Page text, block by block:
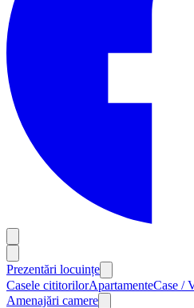
Prezentări locuințe
Casele cititorilorApartamenteCase /
Amenajări camere